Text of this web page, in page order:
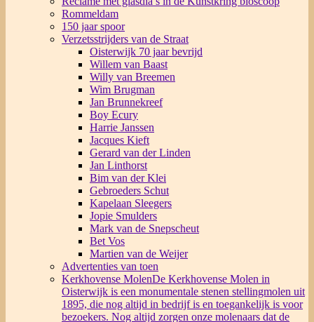
Rommeldam
150 jaar spoor
Verzetsstrijders van de Straat
Oisterwijk 70 jaar bevrijd
Willem van Baast
Willy van Breemen
Wim Brugman
Jan Brunnekreef
Boy Ecury
Harrie Janssen
Jacques Kieft
Gerard van der Linden
Jan Linthorst
Bim van der Klei
Gebroeders Schut
Kapelaan Sleegers
Jopie Smulders
Mark van de Snepscheut
Bet Vos
Martien van de Weijer
Advertenties van toen
Kerkhovense MolenDe Kerkhovense Molen in
Oisterwijk is een monumentale stenen stellingmolen uit
1895, die nog altijd in bedrijf is en toegankelijk is voor
bezoekers. Nog altijd zorgen onze molenaars dat de